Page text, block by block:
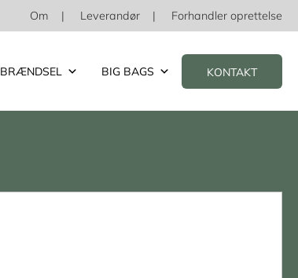
Om Leverandør Forhandler oprettelse
BRÆNDSEL BIG BAGS KONTAKT